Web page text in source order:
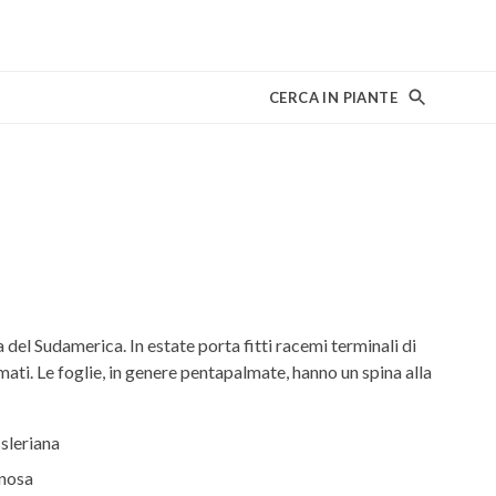
CERCA IN PIANTE
del Sudamerica. In estate porta fitti racemi terminali di
Le foglie, in genere pentapalmate, hanno un spina alla